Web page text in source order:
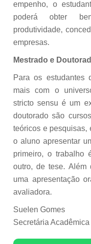
empenho, o
poderá obter
produtividade,
empresas.
Mestrado e
Para os estudantes
mais com o
stricto sensu é um
doutorado são
teóricos e pesquisas,
o aluno apresentar
primeiro, o trabalho
outro, de tese. Além
uma apresentação
avaliadora.
Suelen Gomes
Secretária